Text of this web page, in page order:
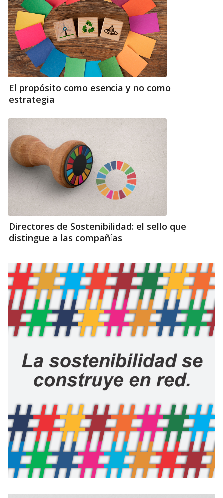
El propósito como esencia y no como
estrategia
Directores de Sostenibilidad: el sello que
distingue a las compañías